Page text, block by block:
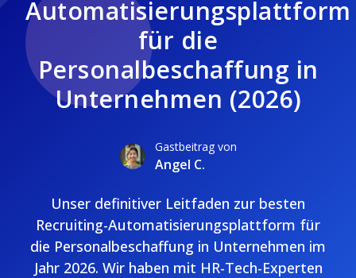
Automatisierungsplattform
für die
Personalbeschaffung in
Unternehmen (2026)
Gastbeitrag von
Angel C.
Unser definitiver Leitfaden zur besten
Recruiting-Automatisierungsplattform für
die Personalbeschaffung in Unternehmen im
Jahr 2026. Wir haben mit HR-Tech-Experten